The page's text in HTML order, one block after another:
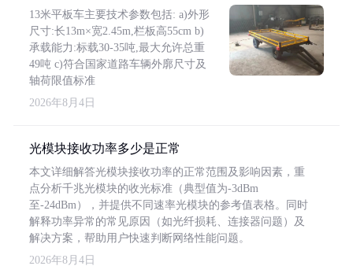
13米平板车主要技术参数包括: a)外形
尺寸:长13m×宽2.45m,栏板高55cm b)
承载能力:标载30-35吨,最大允许总重
49吨 c)符合国家道路车辆外廓尺寸及
轴荷限值标准
2026年8月4日
光模块接收功率多少是正常
本文详细解答光模块接收功率的正常范围及影响因素，重
点分析千兆光模块的收光标准（典型值为-3dBm
至-24dBm），并提供不同速率光模块的参考值表格。同时
解释功率异常的常见原因（如光纤损耗、连接器问题）及
解决方案，帮助用户快速判断网络性能问题。
2026年8月4日